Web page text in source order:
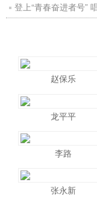
登上“青春奋进者号”
赵保乐
龙平平
李路
张永新